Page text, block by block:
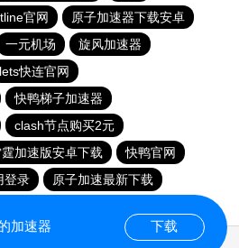
官网
原子加速器下载安卓
一元机场
旋风加速器
lets快连官网
快鸭梯子加速器
clash节点购买2元
加速版安卓下载
快鸭官网
登录
原子加速最新下载
加速器 下载